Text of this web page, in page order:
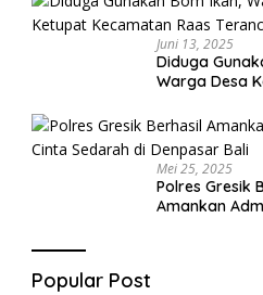
Juni 13, 2025
Diduga
Warga Desa
Pidana
Mei 25, 2025
Polres Gresik
Amankan
Popular Post